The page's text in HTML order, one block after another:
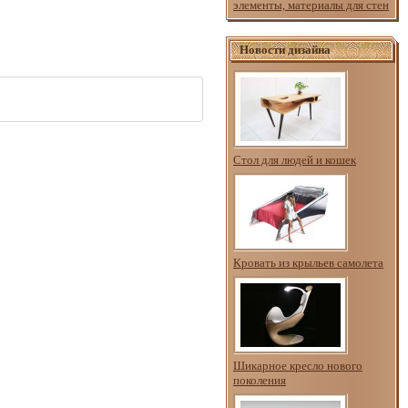
элементы, материалы для стен
Новости дизайна
Стол для людей и кошек
Кровать из крыльев самолета
Шикарное кресло нового
поколения